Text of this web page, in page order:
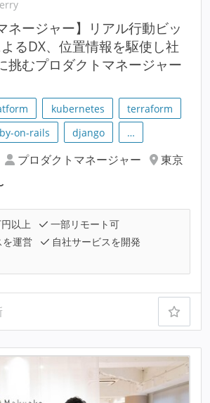
ネージャー】リアル行動ビッ
るDX、位置情報を駆使し社
挑むプロダクトマネージャー
kubernetes
terraform
on-rails django …
プロダクトマネージャー
東京
以上
一部リモート可
を運営
自社サービスを開発